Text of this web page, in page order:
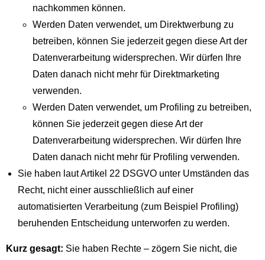
nachkommen können.
Werden Daten verwendet, um Direktwerbung zu
betreiben, können Sie jederzeit gegen diese Art der
Datenverarbeitung widersprechen. Wir dürfen Ihre
Daten danach nicht mehr für Direktmarketing
verwenden.
Werden Daten verwendet, um Profiling zu betreiben,
können Sie jederzeit gegen diese Art der
Datenverarbeitung widersprechen. Wir dürfen Ihre
Daten danach nicht mehr für Profiling verwenden.
Sie haben laut Artikel 22 DSGVO unter Umständen das
Recht, nicht einer ausschließlich auf einer
automatisierten Verarbeitung (zum Beispiel Profiling)
beruhenden Entscheidung unterworfen zu werden.
Kurz gesagt: Sie haben Rechte – zögern Sie nicht, die